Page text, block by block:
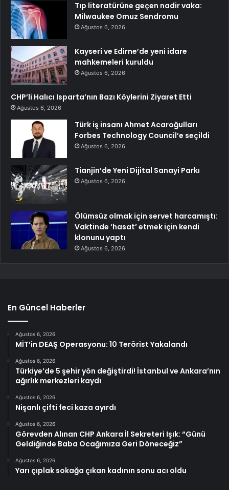
Tıp literatürüne geçen nadir vaka:
Milwaukee Omuz Sendromu
Ağustos 6, 2026
Kayseri ve Edirne’de yeni idare
mahkemeleri kuruldu
Ağustos 6, 2026
CHP’li Halıcı Isparta’nın Bazı Köylerini Ziyaret Etti
Ağustos 6, 2026
Türk iş insanı Ahmet Acaroğulları
Forbes Technology Council’e seçildi
Ağustos 6, 2026
Tianjin’de Yeni Dijital Sanayi Parkı
Ağustos 6, 2026
Ölümsüz olmak için servet harcamıştı:
Vaktinde ‘hasat’ etmek için kendi
klonunu yaptı
Ağustos 6, 2026
En Güncel Haberler
Ağustos 6, 2026
MİT’in DEAŞ Operasyonu: 10 Terörist Yakalandı
Ağustos 6, 2026
Türkiye’de 5 şehir yön değiştirdi! İstanbul ve Ankara’nın
ağırlık merkezleri kaydı
Ağustos 6, 2026
Nişanlı çifti feci kaza ayırdı
Ağustos 6, 2026
Görevden Alınan CHP Ankara İl Sekreteri Işık: “Günü
Geldiğinde Baba Ocağımıza Geri Döneceğiz”
Ağustos 6, 2026
Yarı çıplak sokağa çıkan kadının sonu acı oldu